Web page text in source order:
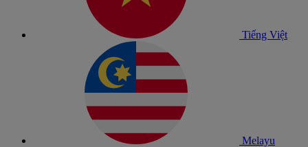
Tiếng Việt
Melayu